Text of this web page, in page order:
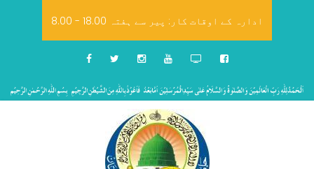
8.00 - 18.00 ادارہ کے اوقات کار: پیر سے ہفتہ